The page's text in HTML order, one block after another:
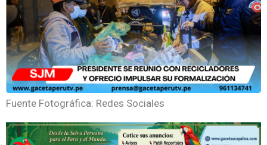
Fuente Fotográfica: Redes Sociales